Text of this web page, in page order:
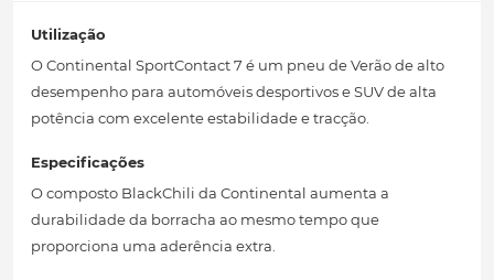
Utilização
O Continental SportContact 7 é um pneu de Verão de alto
desempenho para automóveis desportivos e SUV de alta
potência com excelente estabilidade e tracção.
Especificações
O composto BlackChili da Continental aumenta a
durabilidade da borracha ao mesmo tempo que
proporciona uma aderência extra.